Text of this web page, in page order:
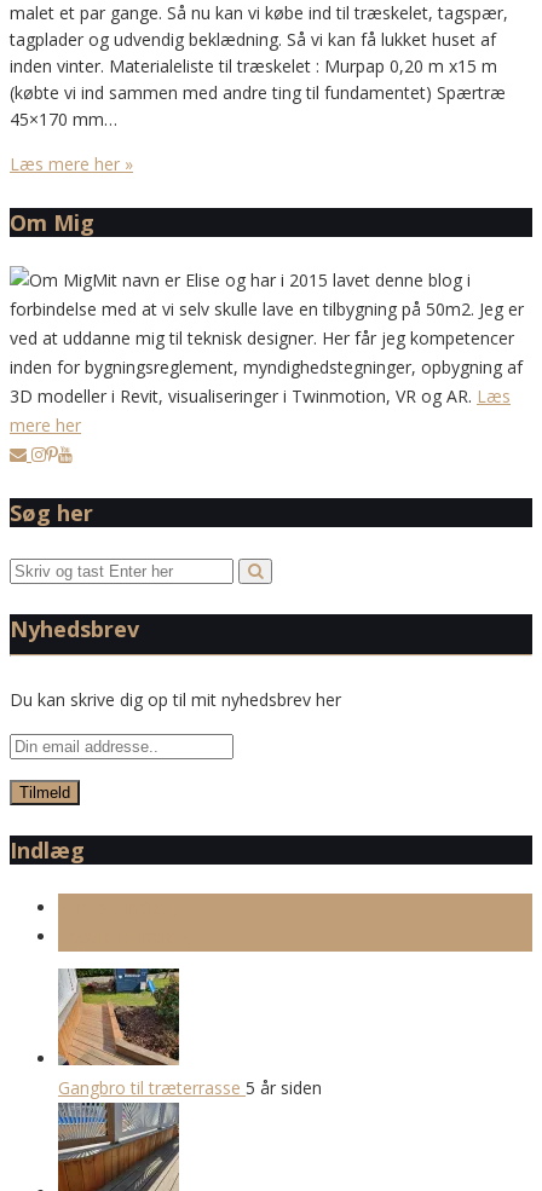
malet et par gange. Så nu kan vi købe ind til træskelet, tagspær,
tagplader og udvendig beklædning. Så vi kan få lukket huset af
inden vinter. Materialeliste til træskelet : Murpap 0,20 m x15 m
(købte vi ind sammen med andre ting til fundamentet) Spærtræ
45×170 mm…
Læs mere her »
Om Mig
Mit navn er Elise og har i 2015 lavet denne blog i
forbindelse med at vi selv skulle lave en tilbygning på 50m2. Jeg er
ved at uddanne mig til teknisk designer. Her får jeg kompetencer
inden for bygningsreglement, myndighedstegninger, opbygning af
3D modeller i Revit, visualiseringer i Twinmotion, VR og AR. Læs
mere her
Søg her
Nyhedsbrev
Du kan skrive dig op til mit nyhedsbrev her
Indlæg
Gangbro til træterrasse 5 år siden